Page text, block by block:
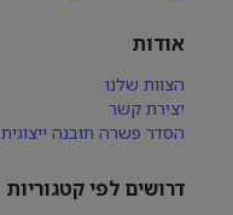
אודות
הצוות שלנו
יצירת קשר
הסדר פשרה תובנה ייצוגית
דרושים לפי קטגוריות